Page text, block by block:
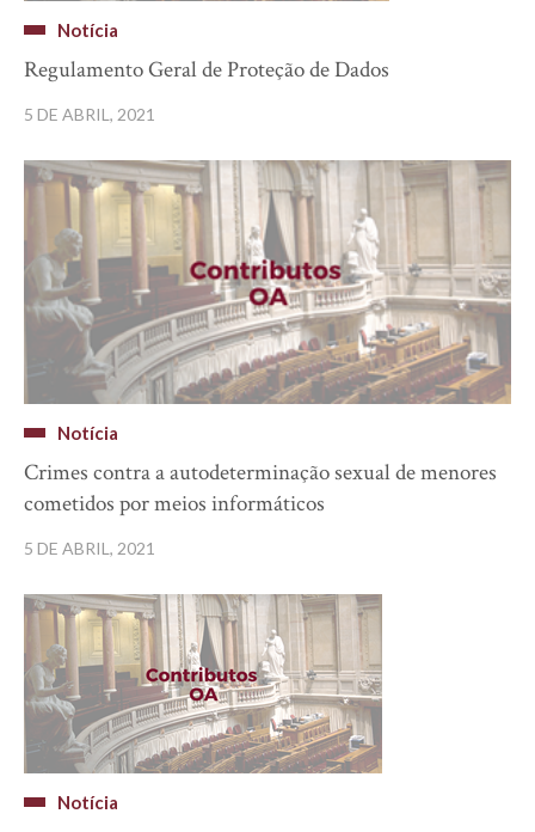
Notícia
Regulamento Geral de Proteção de Dados
5 DE ABRIL, 2021
Notícia
Crimes contra a autodeterminação sexual de menores
cometidos por meios informáticos
5 DE ABRIL, 2021
Notícia